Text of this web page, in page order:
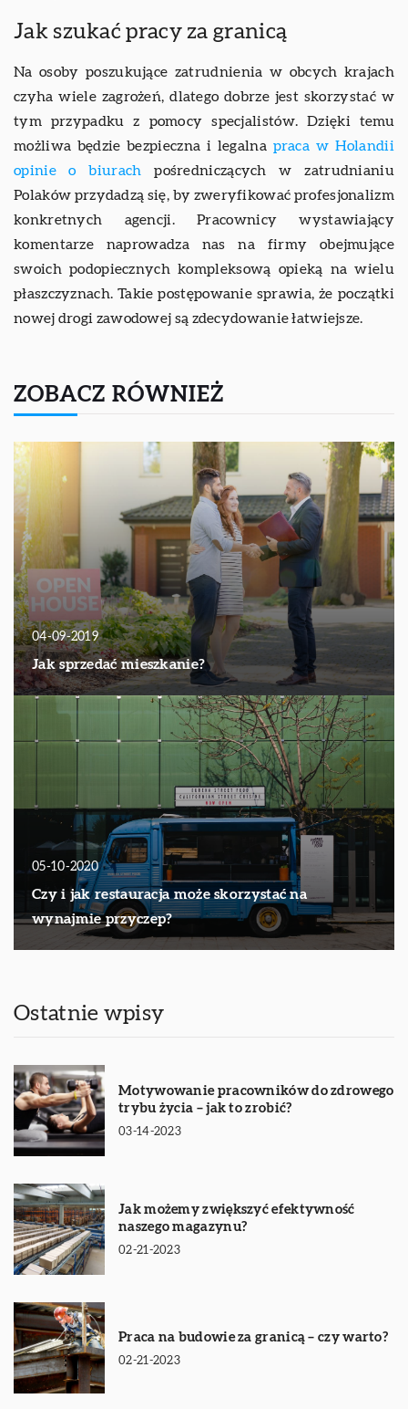
Jak szukać pracy za granicą
Na osoby poszukujące zatrudnienia w obcych krajach
czyha wiele zagrożeń, dlatego dobrze jest skorzystać w
tym przypadku z pomocy specjalistów. Dzięki temu
możliwa będzie bezpieczna i legalna praca w Holandii
opinie o biurach pośredniczących w zatrudnianiu
Polaków przydadzą się, by zweryfikować profesjonalizm
konkretnych agencji. Pracownicy wystawiający
komentarze naprowadza nas na firmy obejmujące
swoich podopiecznych kompleksową opieką na wielu
płaszczyznach. Takie postępowanie sprawia, że początki
nowej drogi zawodowej są zdecydowanie łatwiejsze.
ZOBACZ RÓWNIEŻ
04-09-2019
Jak sprzedać mieszkanie?
05-10-2020
Czy i jak restauracja może skorzystać na
wynajmie przyczep?
Ostatnie wpisy
Motywowanie pracowników do zdrowego
trybu życia – jak to zrobić?
03-14-2023
Jak możemy zwiększyć efektywność
naszego magazynu?
02-21-2023
Praca na budowie za granicą – czy warto?
02-21-2023